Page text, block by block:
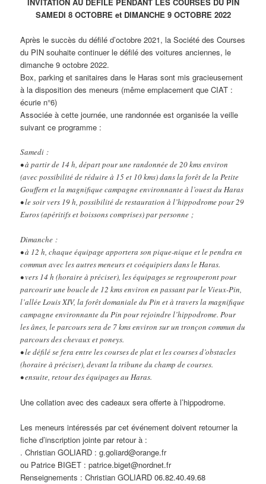
SAMEDI 8 OCTOBRE et DIMANCHE 9 OCTOBRE 2022
Après le succès du défilé d’octobre 2021, la Société des Courses
du PIN souhaite continuer le défilé des voitures anciennes, le
dimanche 9 octobre 2022.
Box, parking et sanitaires dans le Haras sont mis gracieusement
à la disposition des meneurs (même emplacement que CIAT :
écurie n°6)
Associée à cette journée, une randonnée est organisée la veille
suivant ce programme :
Samedi :
• à partir de 14 h, départ pour une randonnée de 20 kms environ
(avec possibilité de réduire à 15 et 10 kms) dans la forêt de la Petite
Gouffern et la magnifique campagne environnante à l’ouest du Haras
• le soir vers 19 h, possibilité de restauration à l’hippodrome pour 29
Euros (apéritifs et boissons comprises) par personne ;
Dimanche :
• à 12 h, chaque équipage apportera son pique-nique et le pendra en
commun avec les autres meneurs et coéquipiers dans le Haras.
• vers 14 h (horaire à préciser), les équipages se regrouperont pour
parcourir une boucle de 12 kms environ en passant par le Vieux-Pin,
l’allée Louis XIV, la forêt domaniale du Pin et à travers la magnifique
campagne environnante du Pin pour rejoindre l’hippodrome. Pour
les ânes, le parcours sera de 7 kms environ sur un tronçon commun du
parcours des chevaux et poneys.
• le défilé se fera entre les courses de plat et les courses d’obstacles
(horaire à préciser), devant la tribune du champ de courses.
• ensuite, retour des équipages au Haras.
Une collation avec des cadeaux sera offerte à l’hippodrome.
Les meneurs intéressés par cet événement doivent retourner la
fiche d’inscription jointe par retour à :
. Christian GOLIARD : g.goliard@orange.fr
ou Patrice BIGET : patrice.biget@nordnet.fr
Renseignements : Christian GOLIARD 06.82.40.49.68